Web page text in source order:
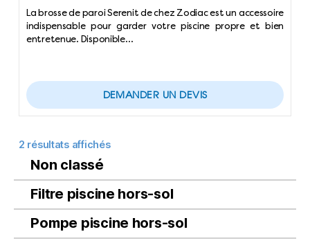
La brosse de paroi Serenit de chez Zodiac est un accessoire
indispensable pour garder votre piscine propre et bien
entretenue. Disponible…
DEMANDER UN DEVIS
2 résultats affichés
Non classé
Filtre piscine hors-sol
Pompe piscine hors-sol